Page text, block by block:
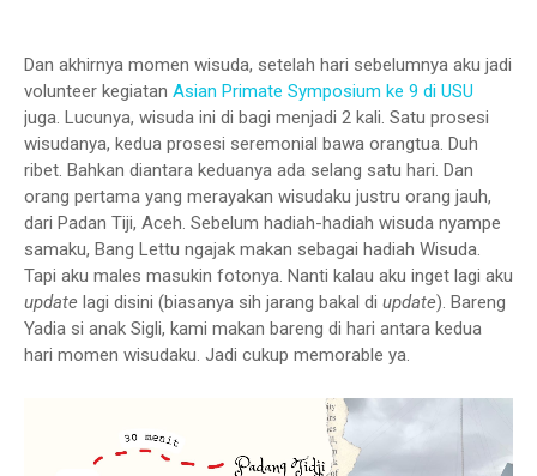
Dan akhirnya momen wisuda, setelah hari sebelumnya aku jadi
volunteer kegiatan Asian Primate Symposium ke 9 di USU
juga. Lucunya, wisuda ini di bagi menjadi 2 kali. Satu prosesi
wisudanya, kedua prosesi seremonial bawa orangtua. Duh
ribet. Bahkan diantara keduanya ada selang satu hari. Dan
orang pertama yang merayakan wisudaku justru orang jauh,
dari Padan Tiji, Aceh. Sebelum hadiah-hadiah wisuda nyampe
samaku, Bang Lettu ngajak makan sebagai hadiah Wisuda.
Tapi aku males masukin fotonya. Nanti kalau aku inget lagi aku
update lagi disini (biasanya sih jarang bakal di update). Bareng
Yadia si anak Sigli, kami makan bareng di hari antara kedua
hari momen wisudaku. Jadi cukup memorable ya.